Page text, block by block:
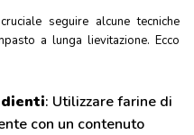
seguire alcune tecniche
a lunga lievitazione. Ecco
: Utilizzare farine di
con un contenuto